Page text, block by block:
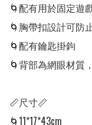
🌀配有用於固定遊
🌀胸帶扣設計可防
🌀配有鑰匙掛鉤
🌀背部為網眼材質
📏尺寸📏
🌀11*17*43cm